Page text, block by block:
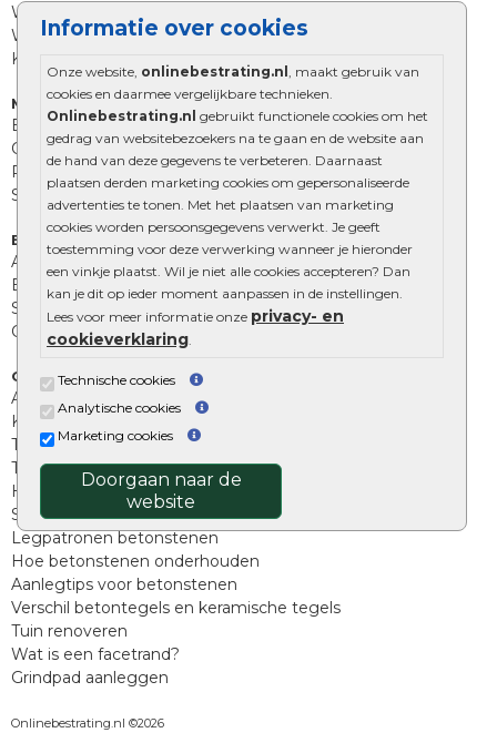
Informatie over cookies
Onze website, onlinebestrating.nl , maakt gebruik van
cookies en daarmee vergelijkbare technieken.
Onlinebestrating.nl gebruikt functionele cookies om het
gedrag van websitebezoekers na te gaan en de website aan
de hand van deze gegevens te verbeteren. Daarnaast
plaatsen derden marketing cookies om gepersonaliseerde
advertenties te tonen. Met het plaatsen van marketing
cookies worden persoonsgegevens verwerkt. Je geeft
toestemming voor deze verwerking wanneer je hieronder
een vinkje plaatst. Wil je niet alle cookies accepteren? Dan
kan je dit op ieder moment aanpassen in de instellingen.
Lees voor meer informatie onze privacy- en
cookieverklaring.
Technische cookies
Analytische cookies
Marketing cookies
Doorgaan naar de
website
Waalformaat
Wildverband bestrating
Kingstones
Muurelementen
Betonbielzen
Opsluitbanden
Palissades
Stapelblokken
Extra benodigdheden
Afwatering en diversen
Beplantings en betonelementen
Split, grind en zand
Oprit tegels
Overig
Aanbiedingen
Kunstgras
Tuintegels outlet
Terrastegels leggen
Hoe richt ik een landelijke tuin in?
Sierbestrating schoonmaken
Legpatronen betonstenen
Hoe betonstenen onderhouden
Aanlegtips voor betonstenen
Verschil betontegels en keramische tegels
Tuin renoveren
Wat is een facetrand?
Grindpad aanleggen
Onlinebestrating.nl ©2026